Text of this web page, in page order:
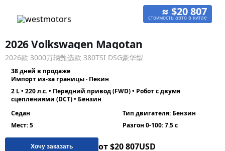
≈ $20 807
стоимость авто в китае
2026 Volkswagen Magotan
2026款 3000万辆甄选款 380TSI DSG豪华型
38 дней в продаже
Импорт из-за границы · Пекин
2 L • 220 л.с. • Передний привод (FWD) • Робот с двумя
сцеплениями (DCT) • Бензин
Седан
Тип двигателя: Бензин
Мест: 5
Разгон 0-100: 7.5 с
Хочу заказать от $20 807USD